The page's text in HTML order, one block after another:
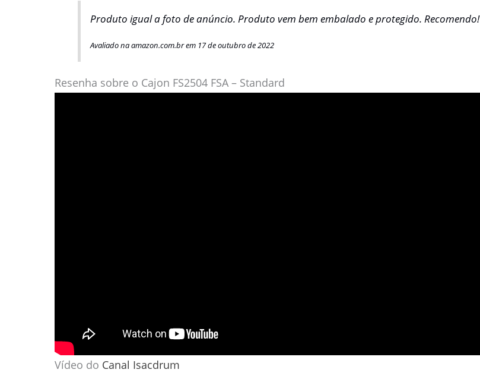
Produto igual a foto de anúncio. Produto vem bem embalado e protegido. Recomendo!
Avaliado na amazon.com.br em 17 de outubro de 2022
Resenha sobre o Cajon FS2504 FSA – Standard
Vídeo do Canal Isacdrum